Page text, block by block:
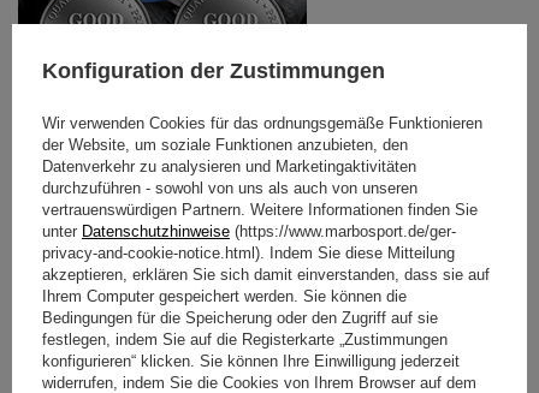
Weight Linie – die besten Hantelstangen und
Gewichtsscheiben
Es scheint, dass nichts Neues man kann tun. Aber der
Schein trügt.
Die Gewichtsscheiben von Marbo sind viele
Veränderungen durchgelaufen. Das total veränderte und
originelle Aussehen der Gewichtsscheiben mit drei
Durchmesser, die ideal an unsere Hantelstangen
angepasst sind und die veränderte, hochwertige Qualität
ist der ausreichender Grund um die neue Serie zu bilden.
Konfiguration der Zustimmungen
Wir verwenden Cookies für das ordnungsgemäße Funktionieren
der Website, um soziale Funktionen anzubieten, den
Datenverkehr zu analysieren und Marketingaktivitäten
durchzuführen - sowohl von uns als auch von unseren
vertrauenswürdigen Partnern. Weitere Informationen finden Sie
unter Datenschutzhinweise (https://www.marbosport.de/ger-
privacy-and-cookie-notice.html). Indem Sie diese Mitteilung
akzeptieren, erklären Sie sich damit einverstanden, dass sie auf
Ihrem Computer gespeichert werden. Sie können die
Bedingungen für die Speicherung oder den Zugriff auf sie
festlegen, indem Sie auf die Registerkarte „Zustimmungen
konfigurieren“ klicken. Sie können Ihre Einwilligung jederzeit
widerrufen, indem Sie die Cookies von Ihrem Browser auf dem